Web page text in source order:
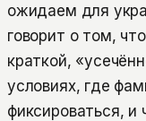
ожидаем для
говорит о том,
краткой,
условиях, где
фиксироваться, и